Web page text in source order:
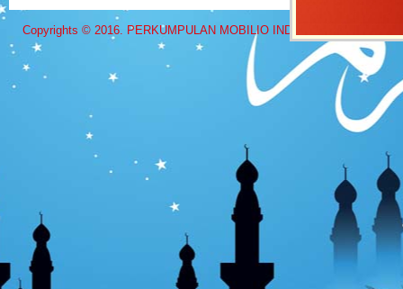
Copyrights © 2016. PERKUMPULAN MOBILIO INDONESIA